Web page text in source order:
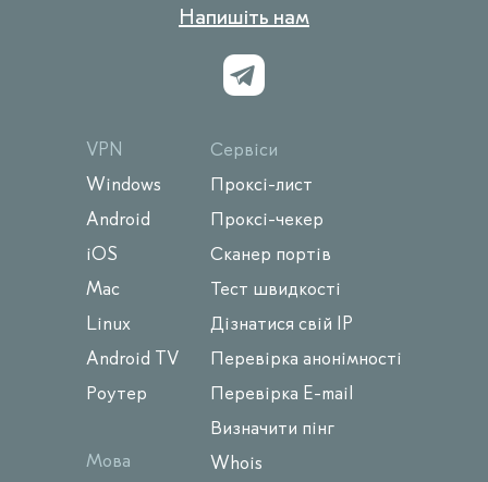
Напишіть нам
VPN
Windows
Android
iOS
Mac
Linux
Android TV
Роутер
Мова
Сервіси
Проксі-лист
Проксі-чекер
Сканер портів
Тест швидкості
Дізнатися свій IP
Перевірка анонімності
Перевірка E-mail
Визначити пінг
Whois